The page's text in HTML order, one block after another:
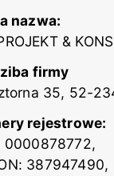
nazwa:
&
firmy
35, 52-
rejestrowe:
0000878772,
387947490,